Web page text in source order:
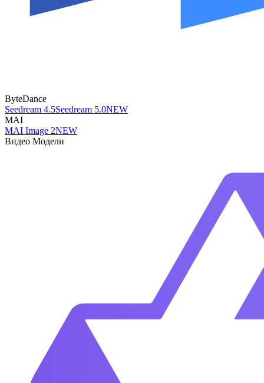
ByteDance
Seedream 4.5Seedream 5.0NEW
MAI
MAI Image 2NEW
Видео Модели